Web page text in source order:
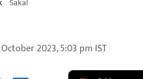
October 2023, 5:03 pm IST